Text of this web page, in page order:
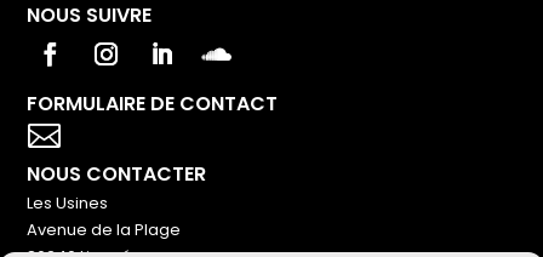
NOUS SUIVRE
FORMULAIRE DE CONTACT

NOUS CONTACTER
Les Usines
Avenue de la Plage